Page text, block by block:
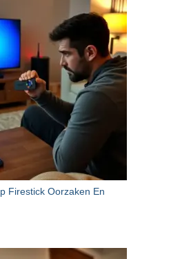
Firestick Oorzaken En